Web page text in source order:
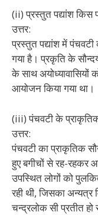
(ii) प्रस्तुत पद्यांश किस
उत्तर:
प्रस्तुत पद्यांश में पंचवटी
गया है। प्रकृति के
के साथ अयोध्यावासियों
आयोजन किया गया था।
(iii) पंचवटी के प्राकृतिक
उत्तर:
पंचवटी का प्राकृतिक
हुए बगीचों से रह-रहकर
उपस्थित लोगों को
रही थी, जिसका अन्यत्र
चन्द्रलोक सी प्रतीत हो